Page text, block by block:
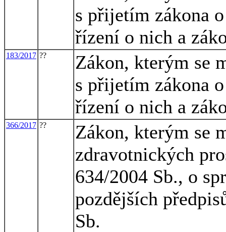
s přijetím zákona
řízení o nich a
183/2017 ??
Zákon, kterým se
s přijetím zákona
řízení o nich a
366/2017 ??
Zákon, kterým se
zdravotnických
634/2004 Sb., o
pozdějších
Sb.